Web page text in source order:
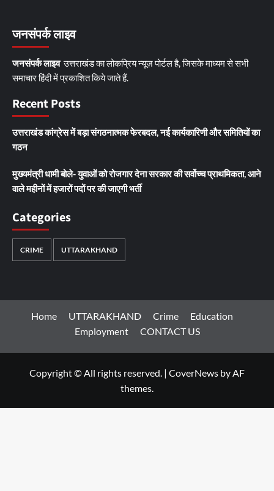
जनसंपर्क लाइव
जनसंपर्क लाइवउत्तराखंड का लोकप्रिय न्यूज़ पोर्टल है, जिसके माध्यम से सभी
समाचार हिंदी में प्रकाशित किये जाते हैं.
Recent Posts
उत्तराखंड कांग्रेस में बड़ा संगठनात्मक फेरबदल, नई कार्यकारिणी और समितियों का
गठन
मुख्यमंत्री धामी बोले- युवाओं को रोजगार देना सरकार की सर्वोच्च प्राथमिकता, आने
वाले महीनों में हजारों पदों पर की जाएगी भर्ती
Categories
CRIME UTTARAKHAND
Home UTTARAKHAND Crime
Education
Employment
CONTACT US
Copyright © All rights reserved. | CoverNews by AF
themes.